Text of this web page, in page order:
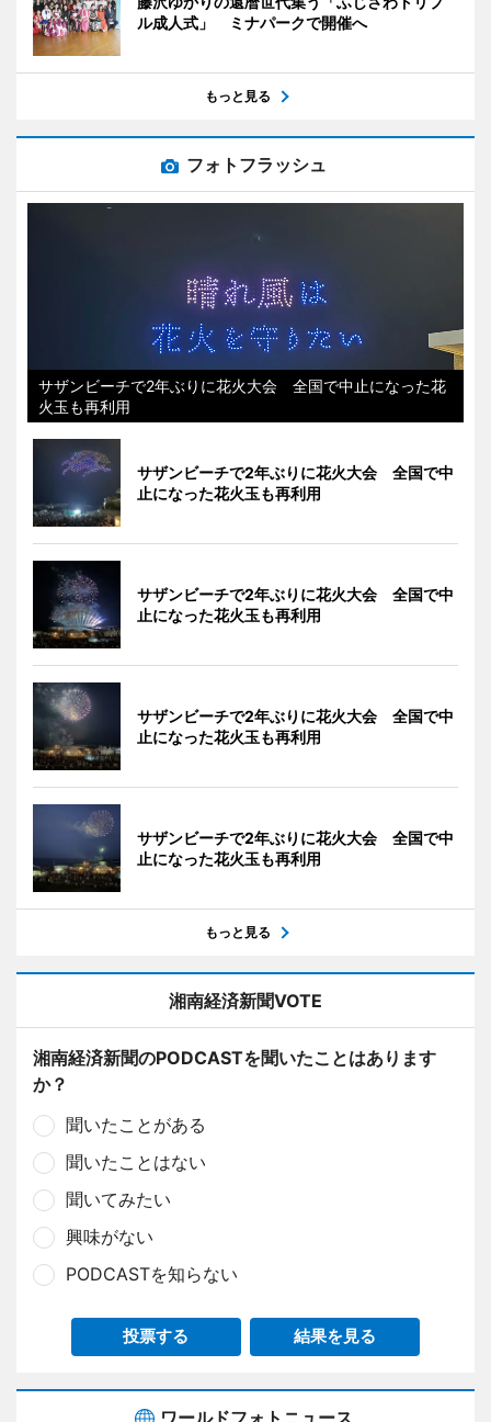
ル成人式」 ミナパークで開催へ
もっと見る
フォトフラッシュ
サザンビーチで2年ぶりに花火大会 全国で中止になった花
火玉も再利用
サザンビーチで2年ぶりに花火大会 全国で中
止になった花火玉も再利用
サザンビーチで2年ぶりに花火大会 全国で中
止になった花火玉も再利用
サザンビーチで2年ぶりに花火大会 全国で中
止になった花火玉も再利用
サザンビーチで2年ぶりに花火大会 全国で中
止になった花火玉も再利用
もっと見る
湘南経済新聞VOTE
湘南経済新聞のPODCASTを聞いたことはあります
か？
聞いたことがある
聞いたことはない
聞いてみたい
興味がない
PODCASTを知らない
投票する 結果を見る
ワールドフォトニュース